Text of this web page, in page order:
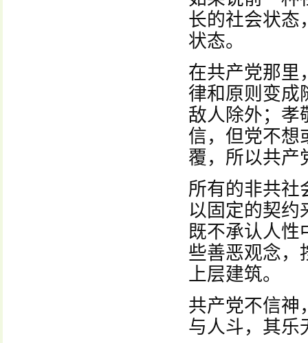
长的社会状态
状态。
在共产党那里
律和原则变成
敌人除外；孝
信，但党不想
覆，所以共产
所有的非共社
以固定的契约
既不承认人性
些善恶观念，
上层建筑。
共产党不信神
与人斗，其乐